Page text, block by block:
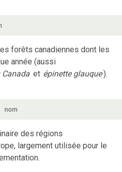
forêts canadiennes dont les
année (aussi
Canada et épinette glauque).
nom
des régions
largement utilisée pour le